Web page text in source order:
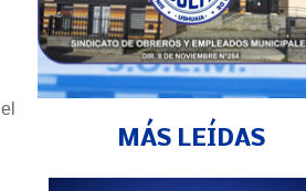
MÁS LEÍDAS